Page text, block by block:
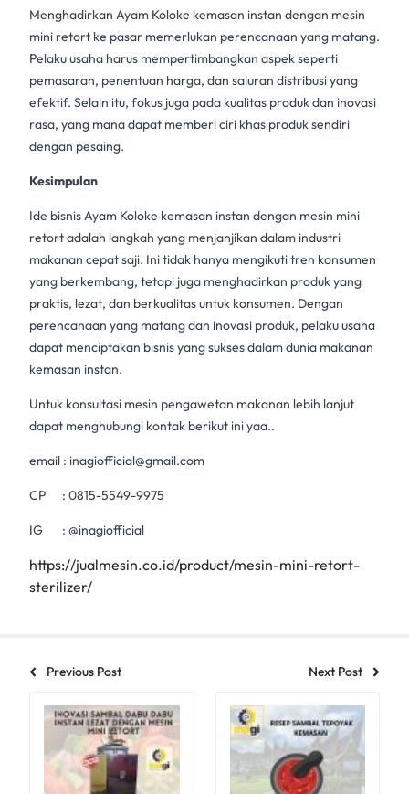
Menghadirkan Ayam Koloke kemasan instan dengan mesin
mini retort ke pasar memerlukan perencanaan yang matang.
Pelaku usaha harus mempertimbangkan aspek seperti
pemasaran, penentuan harga, dan saluran distribusi yang
efektif. Selain itu, fokus juga pada kualitas produk dan inovasi
rasa, yang mana dapat memberi ciri khas produk sendiri
dengan pesaing.
Kesimpulan
Ide bisnis Ayam Koloke kemasan instan dengan mesin mini
retortadalah langkah yang menjanjikan dalam industri
makanan cepat saji. Ini tidak hanya mengikuti tren konsumen
yang berkembang, tetapi juga menghadirkan produk yang
praktis, lezat, dan berkualitas untuk konsumen. Dengan
perencanaan yang matang dan inovasi produk, pelaku usaha
dapat menciptakan bisnis yang sukses dalam dunia makanan
kemasan instan.
Untuk konsultasi mesin pengawetan makanan lebih lanjut
dapat menghubungi kontak berikut ini yaa..
email : inagiofficial@gmail.com
CP : 0815-5549-9975
IG : @inagiofficial
https://jualmesin.co.id/product/mesin-mini-retort-
sterilizer/
Previous Post Next Post